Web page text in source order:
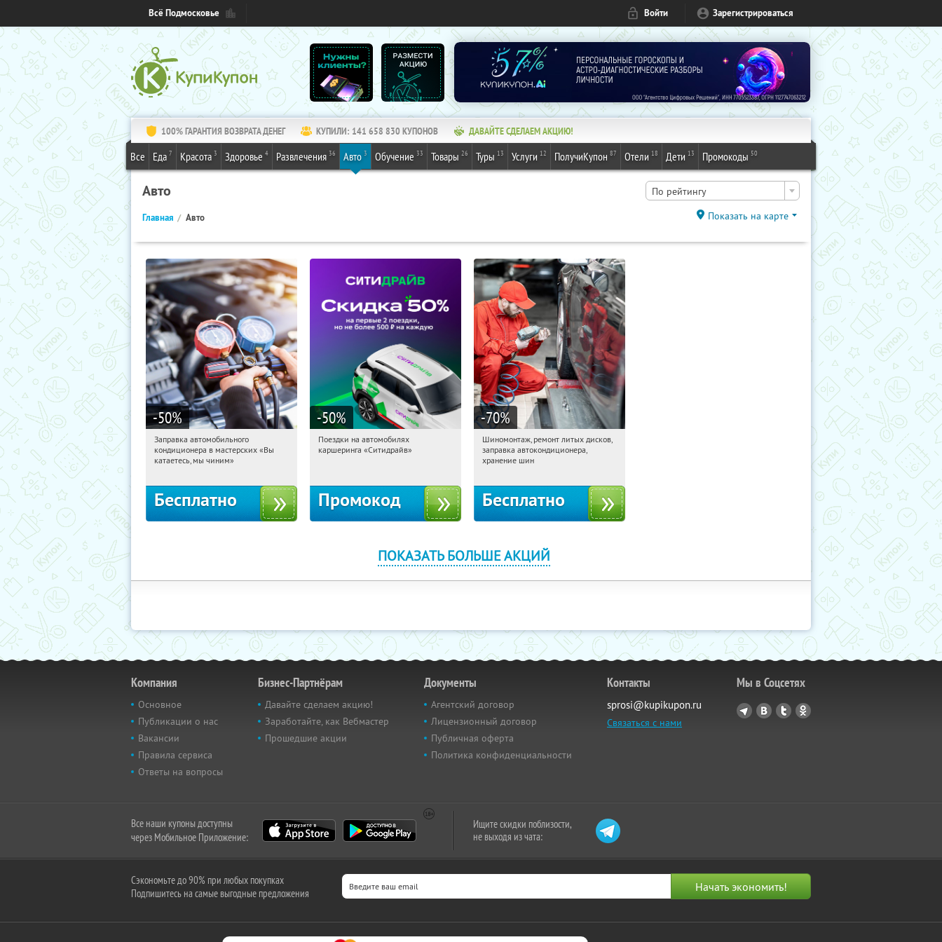
Всё Подмосковье Войти Зарегистрироваться
100% ГАРАНТИЯ ВОЗВРАТА ДЕНЕГ КУПИЛИ: 141 658 830КУПОНОВ ДАВАЙТЕ СДЕЛАЕМ АКЦИЮ!
Все Еда 7 Красота 3 Здоровье 4 Развлечения 36 Авто 3 Обучение 33 Товары 26 Туры 13 Услуги 12 ПолучиКупон 87 Отели 18 Дети 13 Промокоды 50
Авто По рейтингу
Главная Авто Показать на карте
-50%
19:57:29 Получили:
Борисово
Заправка автомобильного
кондиционера в мастерских «Вы
катаетесь, мы чиним»
Бесплатно
-50%
19:57:29
Получи первым!
Поездки на автомобилях
каршеринга «Ситидрайв»
Промокод
-70%
19:57:29 Получили:83
Борисово
Шиномонтаж, ремонт литых дисков,
заправка автокондиционера,
хранение шин
Бесплатно
ПОКАЗАТЬ БОЛЬШЕ АКЦИЙ
Компания
Основное
Публикации о нас
Вакансии
Правила сервиса
Ответы на вопросы
Бизнес-Партнёрам
Давайте сделаем акцию!
Заработайте, как Вебмастер
Прошедшие акции
Документы
Агентский договор
Лицензионный договор
Публичная оферта
Политика конфиденциальности
Контакты
sprosi@kupikupon.ru
Связаться с нами
Мы в Соцсетях
Все наши купоны доступны
через Мобильное Приложение:
Ищите скидки поблизости,
не выходя из чата:
Сэкономьте до 90% при любых покупках
Подпишитесь на самые выгодные предложения